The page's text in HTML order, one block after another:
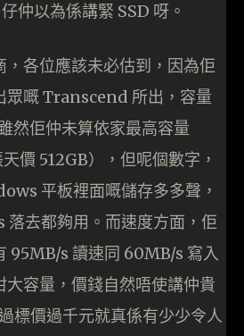
仲以為係講緊 SSD 呀。
，各位應該未必估到，因為佢
眾嘅 Transcend 所出，容量
然佢仲未算依家最高容量
價 512GB），但呢個數字，
平板裡面嘅儲存多多聲，
去都夠用。而速度方面，佢
95MB/s 讀速同 60MB/s 寫入
容量，價錢自然唔使講仲貴
標價過千元就真係有少少令人